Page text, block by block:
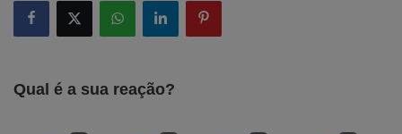
Qual é a sua reação?